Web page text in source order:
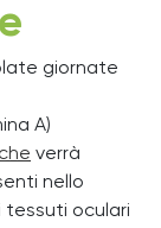
giornate
A)
verrà
nello
tessuti oculari